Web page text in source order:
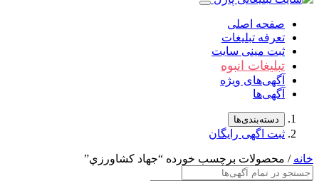
صفحه اصلی
تعرفه تبلیغات
ثبت مینی سایت
تبلیغات انبوه
آگهی‌های ویژه
آگهی‌ها
دسته‌بندی‌ها
ثبت اگهی رایگان
خانه / محصولات برچسب خورده “جهاد کشاورزي”